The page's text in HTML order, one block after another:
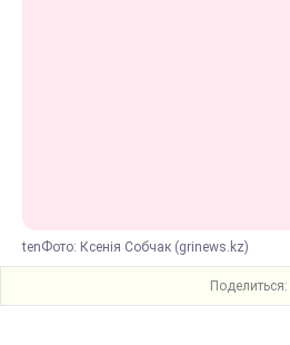
tenФото: Ксенія Собчак (grinews.kz)
Поделиться: